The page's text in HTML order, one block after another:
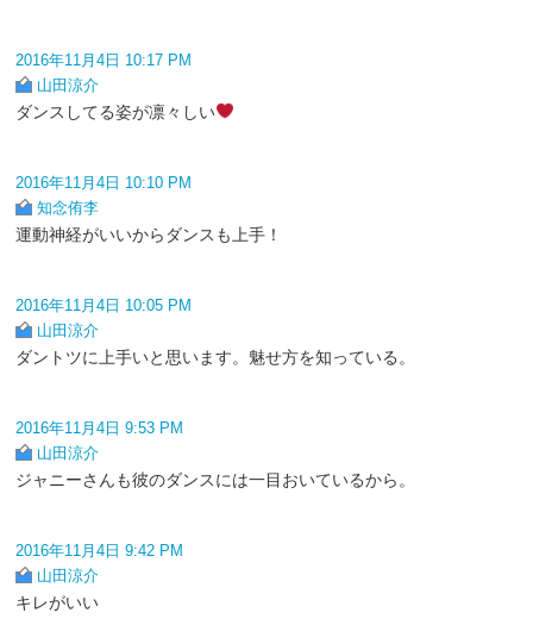
2016年11月4日 10:17 PM
山田涼介
ダンスしてる姿が凛々しい
2016年11月4日 10:10 PM
知念侑李
運動神経がいいからダンスも上手！
2016年11月4日 10:05 PM
山田涼介
ダントツに上手いと思います。魅せ方を知っている。
2016年11月4日 9:53 PM
山田涼介
ジャニーさんも彼のダンスには一目おいているから。
2016年11月4日 9:42 PM
山田涼介
キレがいい